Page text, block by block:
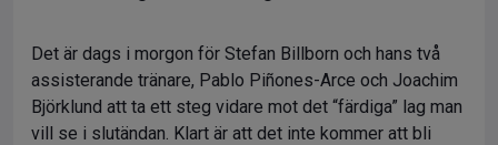
Det är dags i morgon för Stefan Billborn och hans två
assisterande tränare, Pablo Piñones-Arce och Joachim
Björklund att ta ett steg vidare mot det “färdiga” lag man
vill se i slutändan. Klart är att det inte kommer att bli